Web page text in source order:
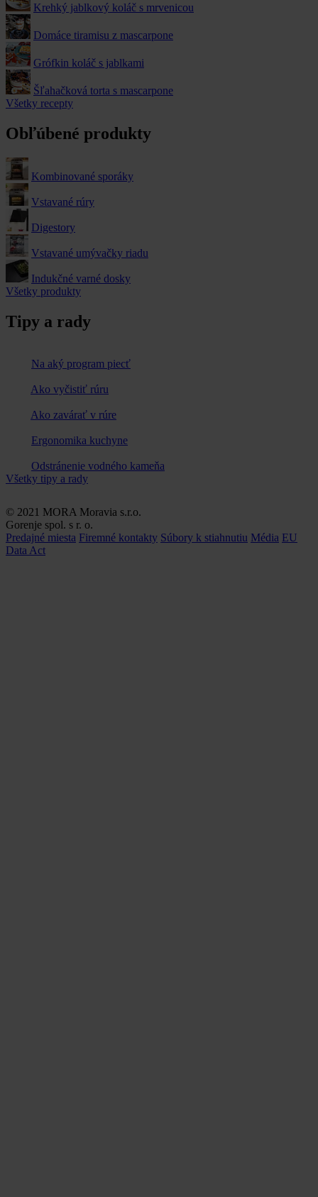
Krehký jablkový koláč s mrvenicou
Domáce tiramisu z mascarpone
Grófkin koláč s jablkami
Šľahačková torta s mascarpone
Všetky recepty
Obľúbené produkty
Kombinované sporáky
Vstavané rúry
Digestory
Vstavané umývačky riadu
Indukčné varné dosky
Všetky produkty
Tipy a rady
Na aký program piecť
Ako vyčistiť rúru
Ako zavárať v rúre
Ergonomika kuchyne
Odstránenie vodného kameňa
Všetky tipy a rady
© 2021 MORA Moravia s.r.o.
Gorenje spol. s r. o.
Predajné miesta Firemné kontakty Súbory k stiahnutiu Média EU
Data Act